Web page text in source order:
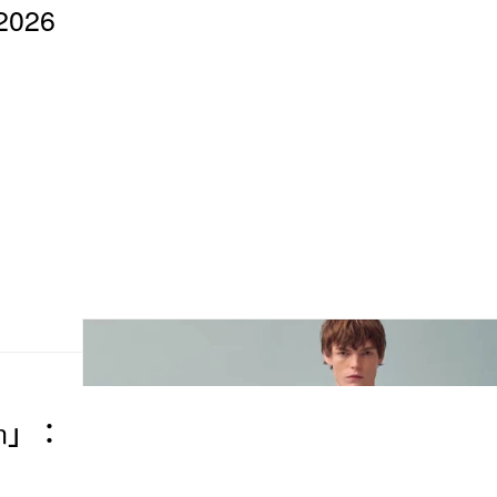
：